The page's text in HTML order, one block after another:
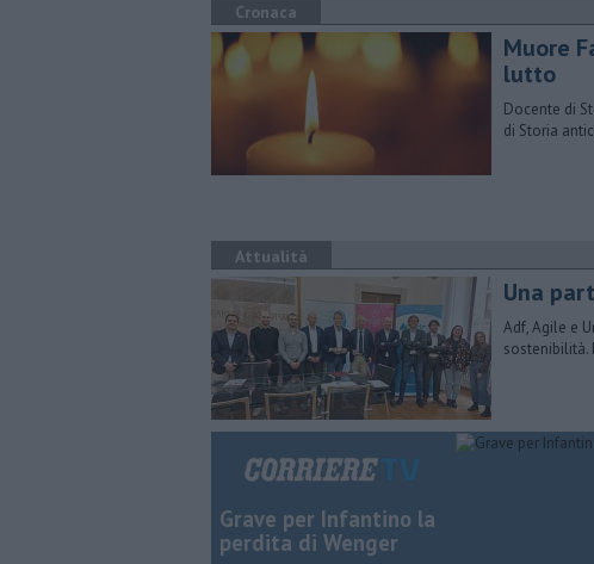
Cronaca
Muore
lutto
Docente di
di Storia
Attualità
Una
Adf, Agile e
sostenibilità.
Grave per Infantino la
perdita di Wenger